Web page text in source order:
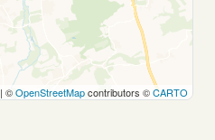
| ©OpenStreetMapcontributors ©CARTO